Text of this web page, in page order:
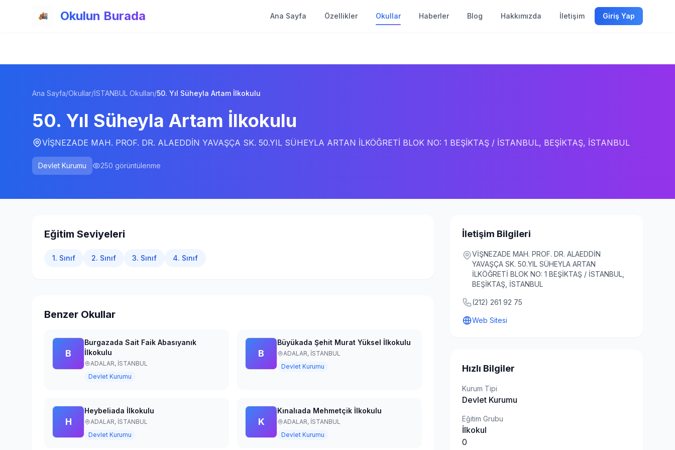
Okulun Burada Ana Sayfa Özellikler Okullar Haberler Blog Hakkımızda İletişim Giriş Yap
Ana Sayfa/Okullar/İSTANBUL Okulları/50. Yıl Süheyla Artam İlkokulu
50. Yıl Süheyla Artam İlkokulu
VİŞNEZADE MAH. PROF. DR. ALAEDDİN YAVAŞÇA SK. 50.YIL SÜHEYLA ARTAN İLKÖĞRETİ BLOK NO: 1 BEŞİKTAŞ / İSTANBUL, BEŞİKTAŞ, İSTANBUL
Devlet Kurumu 250 görüntülenme
Eğitim Seviyeleri
1. Sınıf 2. Sınıf 3. Sınıf 4. Sınıf
Benzer Okullar
B
Burgazada Sait Faik Abasıyanık
İlkokulu
ADALAR, İSTANBUL
Devlet Kurumu
B
Büyükada Şehit Murat Yüksel İlkokulu
ADALAR, İSTANBUL
Devlet Kurumu
H
Heybeliada İlkokulu
ADALAR, İSTANBUL
Devlet Kurumu
K
Kınalıada Mehmetçik İlkokulu
ADALAR, İSTANBUL
Devlet Kurumu
İletişim Bilgileri
VİŞNEZADE MAH. PROF. DR. ALAEDDİN
YAVAŞÇA SK. 50.YIL SÜHEYLA ARTAN
İLKÖĞRETİ BLOK NO: 1 BEŞİKTAŞ / İSTANBUL,
BEŞİKTAŞ, İSTANBUL
(212) 261 92 75
Web Sitesi
Hızlı Bilgiler
Kurum Tipi
Devlet Kurumu
Eğitim Grubu
İlkokul
0